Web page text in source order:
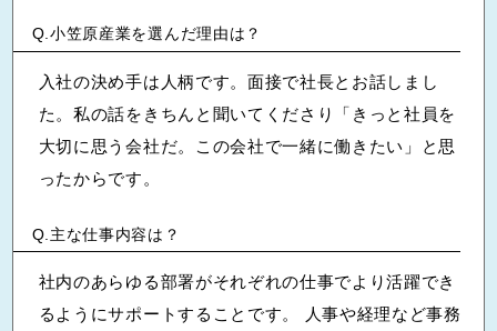
小笠原産業を選んだ理由は？
入社の決め手は人柄です。面接で社長とお話しまし
た。私の話をきちんと聞いてくださり「きっと社員を
大切に思う会社だ。この会社で一緒に働きたい」と思
ったからです。
主な仕事内容は？
社内のあらゆる部署がそれぞれの仕事でより活躍でき
るようにサポートすることです。 人事や経理など事務